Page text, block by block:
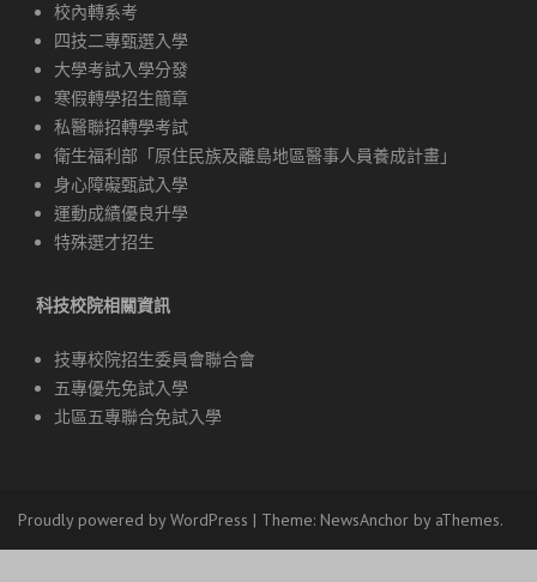
校內轉系考
四技二專甄選入學
大學考試入學分發
寒假轉學招生簡章
私醫聯招轉學考試
衛生福利部「原住民族及離島地區醫事人員養成計畫」
身心障礙甄試入學
運動成績優良升學
特殊選才招生
科技校院相關資訊
技專校院招生委員會聯合會
五專優先免試入學
北區五專聯合免試入學
Proudly powered by WordPress | Theme: NewsAnchor by aThemes.